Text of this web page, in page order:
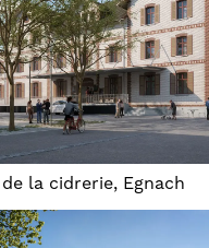
la cidrerie, Egnach